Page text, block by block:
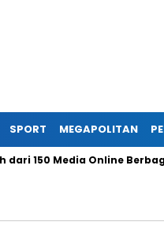
SPORT MEGAPOLITAN
150 Media Online Berbagai